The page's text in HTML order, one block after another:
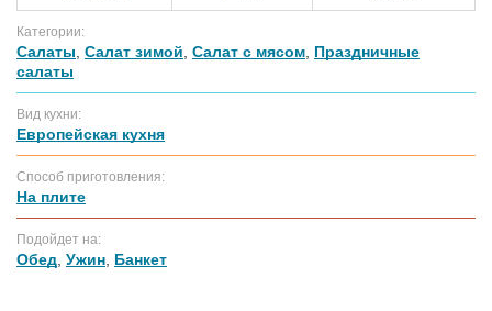
Категории:
Салаты Салат зимой Салат с мясом Праздничные
салаты
Вид кухни:
Европейская кухня
Способ приготовления:
На плите
Подойдет на:
Обед Ужин Банкет